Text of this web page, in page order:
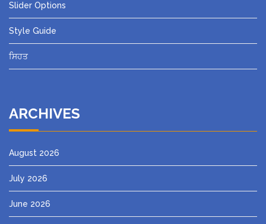
Slider Options
Style Guide
ਸਿਹਤ
ARCHIVES
August 2026
July 2026
June 2026